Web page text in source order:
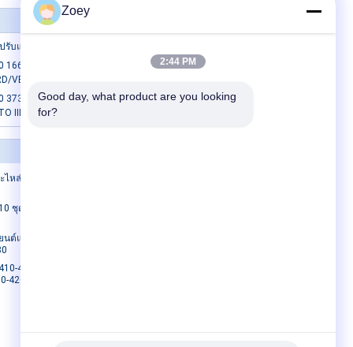
รับแรงดึงอัตโนมัติ
1662028050 ตัวปรับสายพาน สำหรับ
VELLFIRE(H2)2.4
3732204330 TENSION IDLER PULLEY
III (TA) 1.0
ไหล่ประกอบ
ชุดดุม
ต์แบริ่งล้อ
42010
42030 ชุด
Zoey
2:44 PM
Good day, what product are you looking
for?